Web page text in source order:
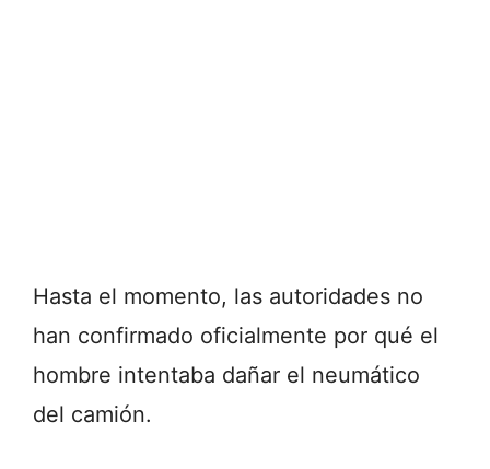
Hasta el momento, las autoridades no
han confirmado oficialmente por qué el
hombre intentaba dañar el neumático
del camión.